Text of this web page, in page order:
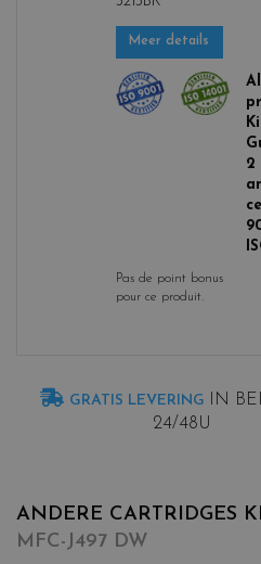
Meer details
2
Pas de point bonus
pour ce produit.
GRATIS LEVERING IN
24/48U
ANDERE CARTRIDGES
MFC-J497 DW